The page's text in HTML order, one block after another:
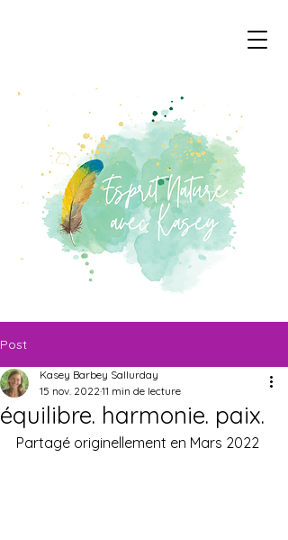
Post
équilibre. harmonie. paix.
Kasey Barbey Sallurday
15 nov. 2022 11 min de lecture
Partagé originellement en Mars 2022